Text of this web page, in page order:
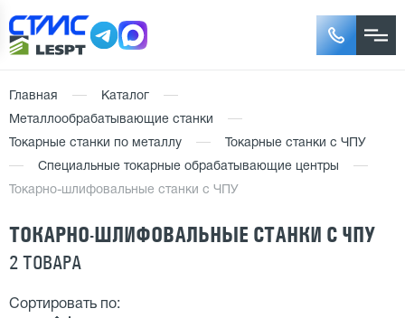
Главная
Каталог
Металлообрабатывающие станки
Токарные станки по металлу
Токарные станки с ЧПУ
Специальные токарные обрабатывающие центры
Токарно-шлифовальные станки с ЧПУ
ТОКАРНО-ШЛИФОВАЛЬНЫЕ СТАНКИ С ЧПУ
2 ТОВАРА
Сортировать по: